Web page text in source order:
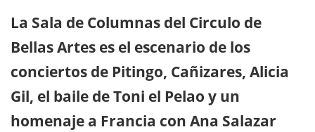
La Sala de Columnas del Circulo de
Bellas Artes es el escenario de los
conciertos de Pitingo, Cañizares, Alicia
Gil, el baile de Toni el Pelao y un
homenaje a Francia con Ana Salazar